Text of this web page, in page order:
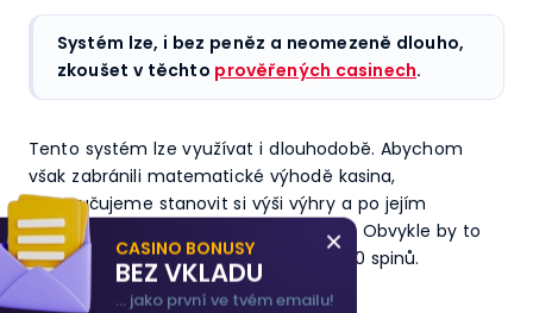
Systém lze, i bez peněz a neomezeně dlouho,
zkoušet v těchto prověřených casinech.
Tento systém lze využívat i dlouhodobě. Abychom
však zabránili matematické výhodě kasina,
doporučujeme stanovit si výši výhry a po jejím
dosažení přejít na jiný výherní systém. Obvykle by to
mělo být něco kolem 600 žetonů a 100 spinů.
×
CASINO BONUSY
BEZ VKLADU
... jako první ve tvém emailu!